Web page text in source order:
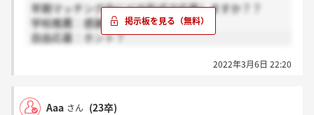
早期マッチング会にどの形式で応募しますか？？
学校推薦：感謝
自由応募：ホント？
2022年3月6日 22:20
Aaa さん (23卒)